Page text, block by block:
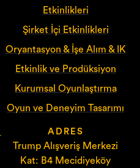
Etkinlikleri
Şirket İçi Etkinlikleri
Oryantasyon & İşe Alım & IK
Etkinlik ve Prodüksiyon
Kurumsal Oyunlaştırma
Oyun ve Deneyim Tasarımı
ADRES
Trump Alışveriş Merkezi
Kat: B4 Mecidiyeköy